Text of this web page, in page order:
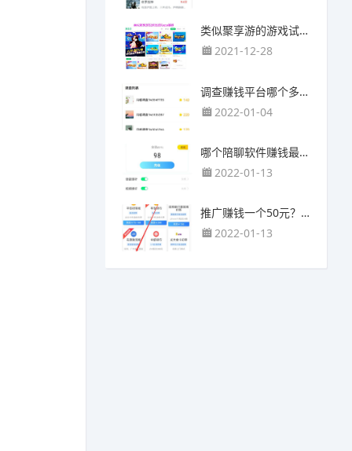
类似聚享游的游戏试玩app（平台）推荐
2021-12-28
调查赚钱平台哪个多？哪个调查网站正规靠谱？
2022-01-04
哪个陪聊软件赚钱最快？目前陪人聊天可以挣钱的app推荐
2022-01-13
推广赚钱一个50元？我这个一个最高可以赚500元
2022-01-13